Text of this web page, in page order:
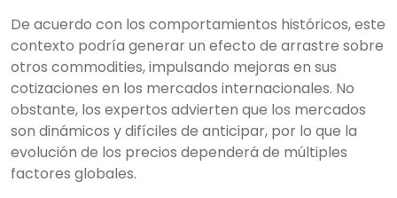
De acuerdo con los comportamientos históricos, este
contexto podría generar un efecto de arrastre sobre
otros commodities, impulsando mejoras en sus
cotizaciones en los mercados internacionales. No
obstante, los expertos advierten que los mercados
son dinámicos y difíciles de anticipar, por lo que la
evolución de los precios dependerá de múltiples
factores globales.